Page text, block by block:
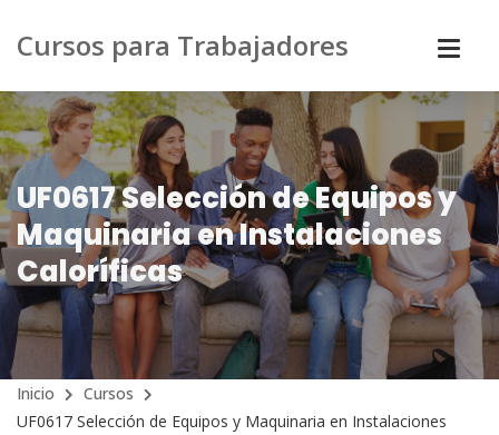
Cursos para Trabajadores
UF0617 Selección de Equipos y
Maquinaria en Instalaciones
Caloríficas
Inicio
Cursos
UF0617 Selección de Equipos y Maquinaria en Instalaciones